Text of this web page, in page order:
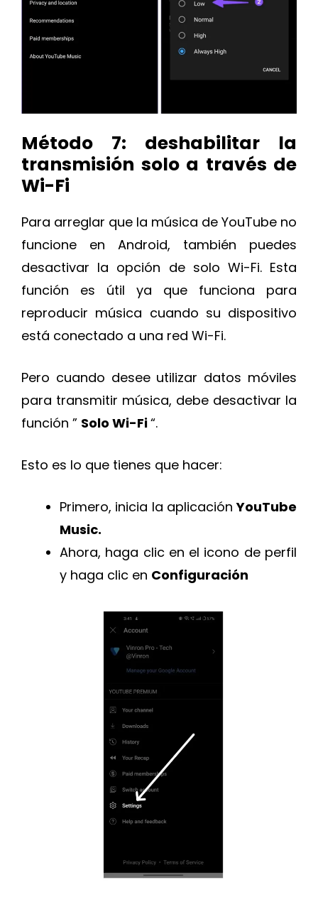
Método 7: deshabilitar la
transmisión solo a través de
Wi-Fi
Para arreglar que la música de YouTube no
funcione en Android, también puedes
desactivar la opción de solo Wi-Fi. Esta
función es útil ya que funciona para
reproducir música cuando su dispositivo
está conectado a una red Wi-Fi.
Pero cuando desee utilizar datos móviles
para transmitir música, debe desactivar la
función ” Solo Wi-Fi“.
Esto es lo que tienes que hacer:
Primero, inicia la aplicaciónYouTube
Music.
Ahora, haga clic en el icono de perfil
y haga clic en Configuración